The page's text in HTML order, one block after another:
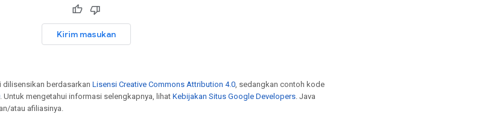
Kirim masukan
dilisensikan berdasarkan Lisensi Creative Commons Attribution 4.0, sedangkan contoh kode
. Untuk mengetahui informasi selengkapnya, lihat Kebijakan Situs Google Developers. Java
atau afiliasinya.